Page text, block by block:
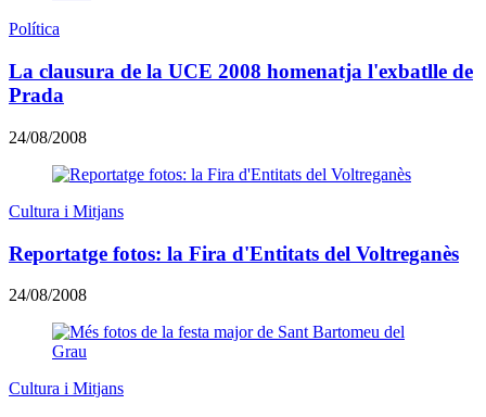
Política
La clausura de la UCE 2008 homenatja l'exbatlle de
Prada
24/08/2008
Cultura i Mitjans
Reportatge fotos: la Fira d'Entitats del Voltreganès
24/08/2008
Cultura i Mitjans